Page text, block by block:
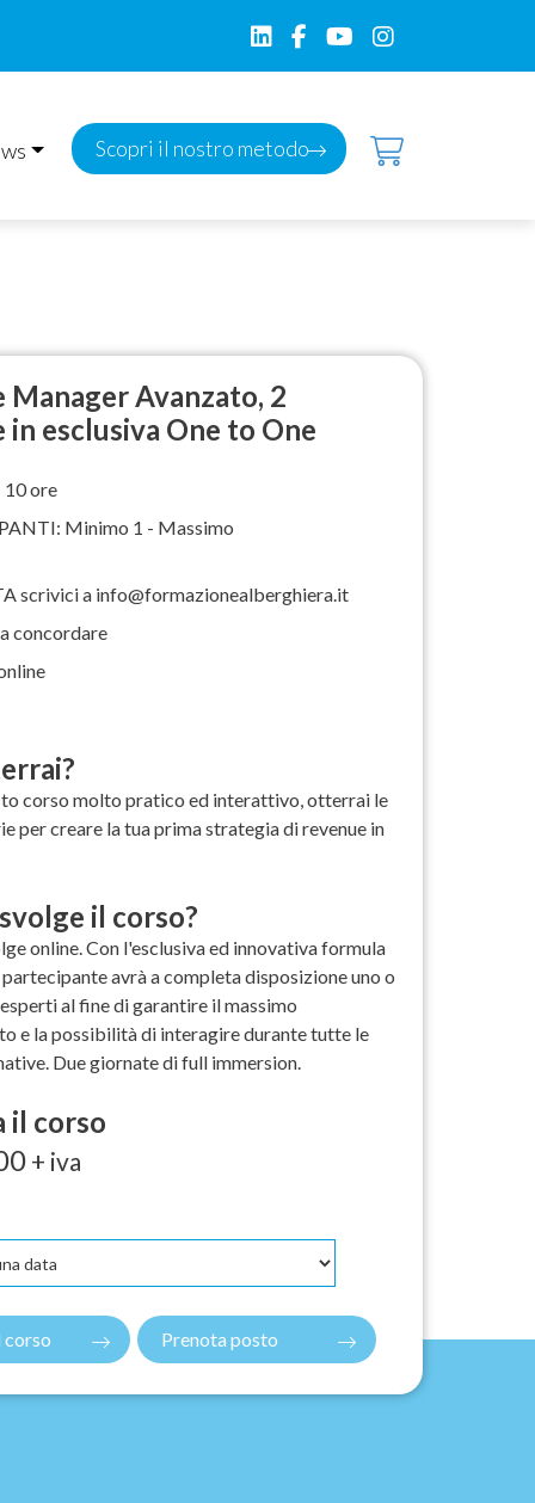
Scopri il nostro metodo
Manager Avanzato, 2
in esclusiva One to One
ore
Minimo 1 - Massimo
scrivici a info@formazionealberghiera.it
concordare
corso molto pratico ed interattivo, otterrai le
per creare la tua prima strategia di revenue in
il corso?
online. Con l'esclusiva ed innovativa formula
avrà a completa disposizione uno o
al fine di garantire il massimo
e la possibilità di interagire durante tutte le
Due giornate di full immersion.
il corso
+ iva
corso Prenota posto